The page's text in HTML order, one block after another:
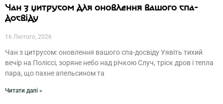
Чан з цитрусом для оновлення вашого спа-
досвіду
16 Лютого, 2026
Чан з цитрусом: оновлення вашого спа-досвіду Уявіть тихий
вечір на Поліссі, зоряне небо над річкою Случ, тріск дров і тепла
пара, що пахне апельсином та
Читати далі »